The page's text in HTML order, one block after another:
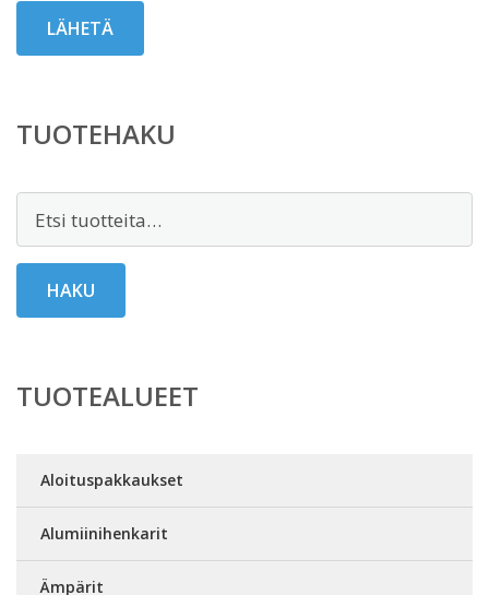
TUOTEHAKU
HAKU
TUOTEALUEET
Aloituspakkaukset
Alumiinihenkarit
Ämpärit